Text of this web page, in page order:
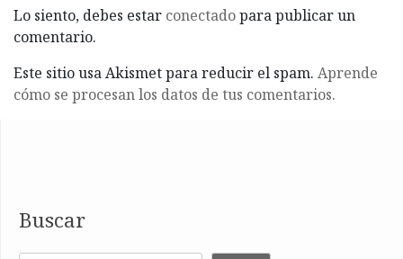
Lo siento, debes estar conectadopara publicar un
comentario.
Este sitio usa Akismet para reducir el spam. Aprende
cómo se procesan los datos de tus comentarios.
Buscar